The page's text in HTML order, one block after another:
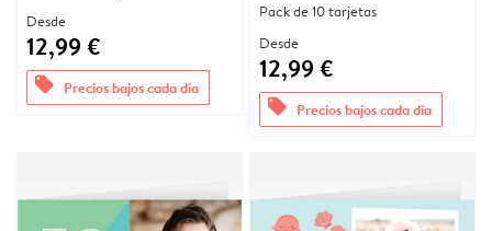
Desde
12,99 €
offers Precios bajos cada día
Pack de 10 tarjetas
Desde
12,99 €
offers Precios bajos cada día